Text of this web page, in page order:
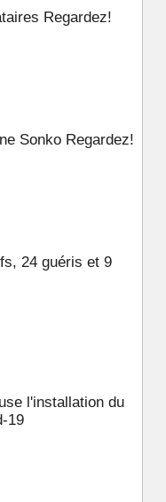
Regardez!
Sonko Regardez!
24 guéris et 9
l'installation du
19